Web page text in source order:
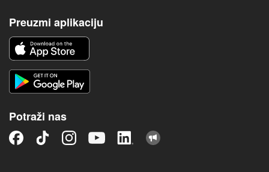
Preuzmi aplikaciju
Potraži nas